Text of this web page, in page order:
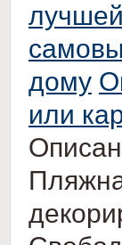
дому
или